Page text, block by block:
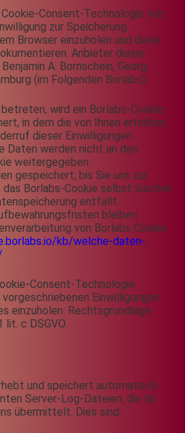
Consent-Technologie von
zur Speicherung
Browser einzuholen und diese
Anbieter dieser
A. Bornschein, Georg-
(im Folgenden Borlabs).
wird ein Borlabs-Cookie
in dem die von Ihnen erteilten
dieser Einwilligungen
Daten werden nicht an den
weitergegeben.
gespeichert, bis Sie uns zur
Borlabs-Cookie selbst löschen
entfällt.
bleiben
von Borlabs Cookie
kb/welche-daten-
Consent-Technologie
Einwilligungen
einzuholen. Rechtsgrundlage
lit. c DSGVO.
und speichert automatisch
Server-Log-Dateien, die Ihr
übermittelt. Dies sind: